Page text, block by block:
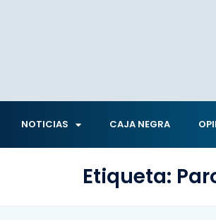
NOTICIAS CAJA NEGRA
Etiqueta: